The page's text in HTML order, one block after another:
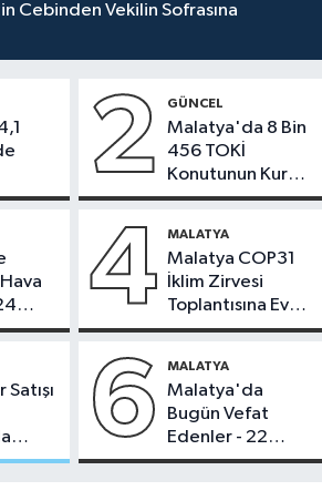
Cebinden Vekilin Sofrasına
2 GÜNCEL
Malatya'da 8 Bin
456 TOKİ
Konutunun Kurası
Bugün Çekiliyor
4 MALATYA
Malatya COP31
İklim Zirvesi
Toplantısına Ev
Sahipliği Yaptı
6 MALATYA
Malatya'da
Bugün Vefat
Edenler - 22
Temmuz 2026